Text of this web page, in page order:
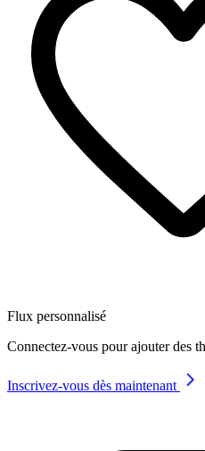
Flux personnalisé
Connectez-vous pour ajouter des
Inscrivez-vous dès maintenant